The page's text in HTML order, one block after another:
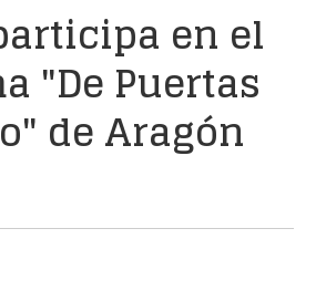
en el
"De Puertas
de Aragón